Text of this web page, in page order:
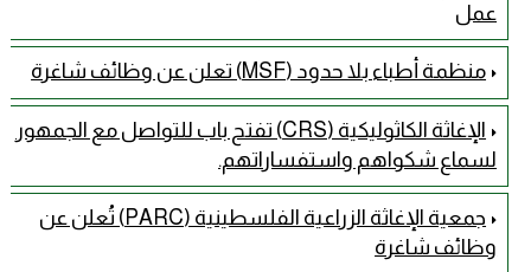
عمل
منظمة أطباء بلا حدود (MSF) تعلن عن وظائف شاغرة
الإغاثة الكاثوليكية (CRS) تفتح باب للتواصل مع الجمهور
لسماع شكواهم واستفساراتهم.
جمعية الإغاثة الزراعية الفلسطينية (PARC) تُعلن عن
وظائف شاغرة